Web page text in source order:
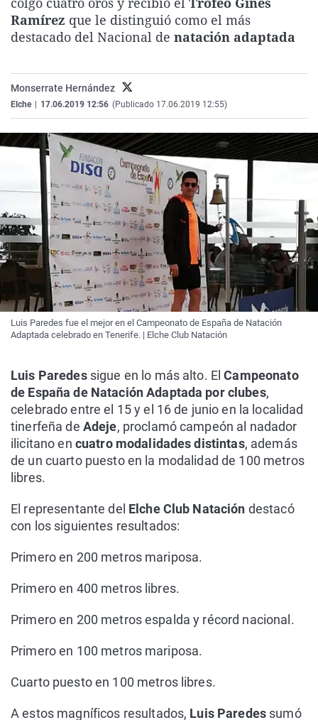
La rosa de los vientos
Gente viajera
Caso
Retornados
Extremadura
Galicia
País Vasco
Virales
Televisión
Ramírez que le distinguió como el más
destacado del Nacional de natación adaptada
Monserrate Hernández
Elche 17.06.2019 12:56 (Publicado 17.06.2019 12:55)
Luis Paredes fue el mejor en el Campeonato de España de Natación
Adaptada celebrado en Tenerife. | Elche Club Natación
Luis Paredessigue en lo más alto. ElCampeonato
de España de Natación Adaptada por clubes,
celebrado entre el 15 y el 16 de junio en la localidad
tinerfeña de Adeje, proclamó campeón al nadador
ilicitano en cuatro modalidades distintas, además
de un cuarto puesto en la modalidad de 100 metros
libres.
El representante del Elche Club Natación destacó
con los siguientes resultados:
Primero en 200 metros mariposa.
Primero en 400 metros libres.
Primero en 200 metros espalda y récord nacional.
Primero en 100 metros mariposa.
Cuarto puesto en 100 metros libres.
A estos magníficos resultados, Luis Paredes sumó